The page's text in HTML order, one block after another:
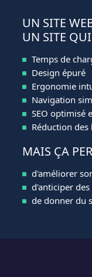
UN SITE
UN SITE
Temps de
Design épuré
Ergonomie
Navigation
SEO optimisé
Réduction des
MAIS ÇA
d'améliorer
d'anticiper
de donner du